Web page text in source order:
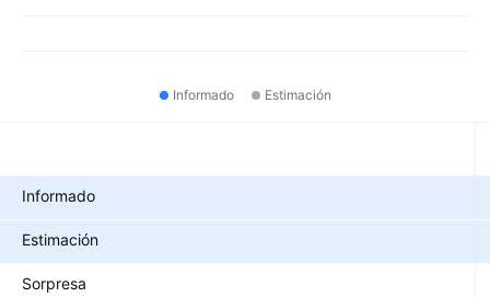
Informado Estimación
Informado
Estimación
Sorpresa